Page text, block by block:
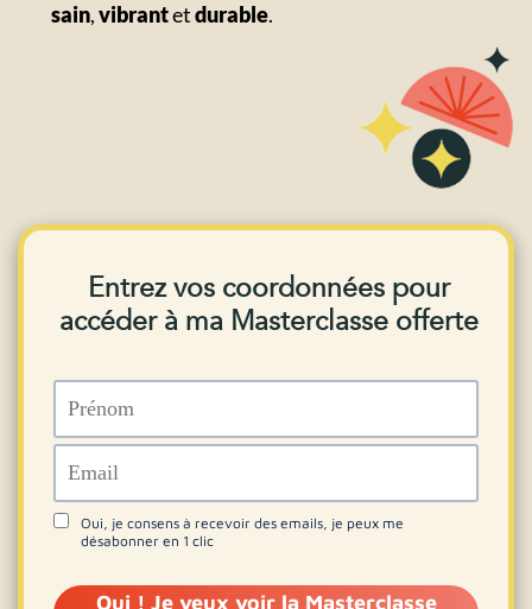
sain,vibrantetdurable.
Entrez vos coordonnées pour
accéder à ma Masterclasse offerte
Oui, je consens à recevoir des emails, je peux me
désabonner en 1 clic
Oui ! Je veux voir la Masterclasse